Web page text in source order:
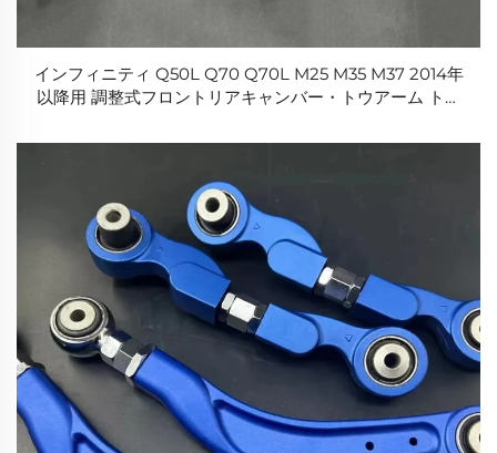
インフィニティ Q50L Q70 Q70L M25 M35 M37 2014年
以降用 調整式フロントリアキャンバー・トウアーム トラ